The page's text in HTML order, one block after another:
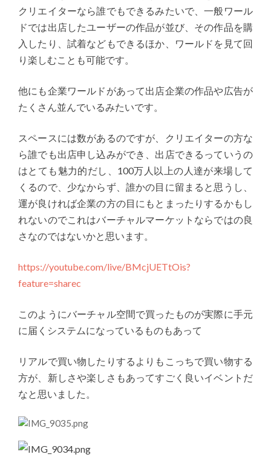
クリエイターなら誰でもできるみたいで、一般ワール
ドでは出店したユーザーの作品が並び、その作品を購
入したり、試着などもできるほか、ワールドを見て回
り楽しむことも可能です。
他にも企業ワールドがあって出店企業の作品や広告が
たくさん並んでいるみたいです。
スペースには数があるのですが、クリエイターの方な
ら誰でも出店申し込みができ、出店できるっていうの
はとても魅力的だし、100万人以上の人達が来場して
くるので、少なからず、誰かの目に留まると思うし、
運が良ければ企業の方の目にもとまったりするかもし
れないのでこれはバーチャルマーケットならではの良
さなのではないかと思います。
https://youtube.com/live/BMcjUETtOis?
feature=sharec
このようにバーチャル空間で買ったものが実際に手元
に届くシステムになっているものもあって
リアルで買い物したりするよりもこっちで買い物する
方が、新しさや楽しさもあってすごく良いイベントだ
なと思いました。